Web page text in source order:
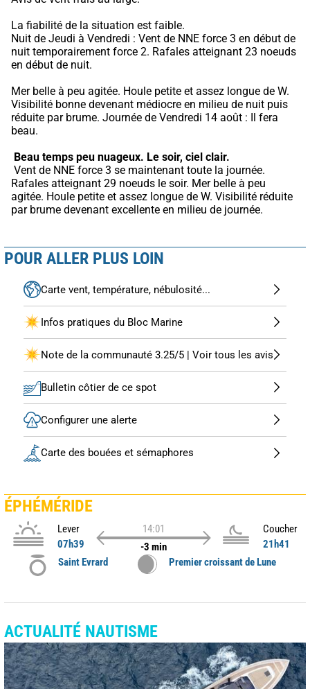
La fiabilité de la situation est faible.
Nuit de Jeudi à Vendredi : Vent de NNE force 3 en début de
nuit temporairement force 2. Rafales atteignant 23 noeuds
en début de nuit.
Mer belle à peu agitée. Houle petite et assez longue de W.
Visibilité bonne devenant médiocre en milieu de nuit puis
réduite par brume. Journée de Vendredi 14 août : Il fera
beau.
Beau temps peu nuageux. Le soir, ciel clair.
Rafales atteignant 29 noeuds le soir. Mer belle à peu
agitée. Houle petite et assez longue de W. Visibilité réduite
par brume devenant excellente en milieu de journée.
POUR ALLER PLUS LOIN
Carte vent, température, nébulosité...
Infos pratiques du Bloc Marine
Note de la communauté 3.25/5 | Voir tous les avis
Bulletin côtier de ce spot
Configurer une alerte
Carte des bouées et sémaphores
ÉPHÉMÉRIDE
Lever
07h39
14:01
-3 min
Coucher
21h41
Saint Evrard
Premier croissant de Lune
ACTUALITÉ NAUTISME